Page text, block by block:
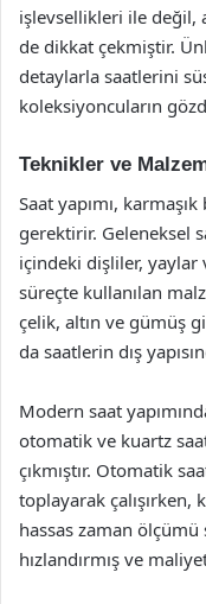
işlevsellikleri ile değil,
de dikkat çekmiştir.
detaylarla saatlerini
koleksiyoncuların
Teknikler ve
Saat yapımı,
gerektirir. Geleneksel
içindeki dişliler,
süreçte kullanılan
çelik, altın ve gümüş
da saatlerin dış
Modern saat
otomatik ve kuartz
çıkmıştır. Otomatik
toplayarak çalışırken,
hassas zaman
hızlandırmış ve